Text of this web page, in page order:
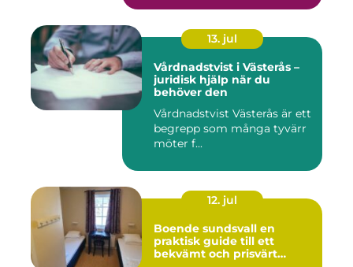
13. jul
Vårdnadstvist i Västerås –
juridisk hjälp när du
behöver den
Vårdnadstvist Västerås är ett
begrepp som många tyvärr
möter f...
12. jul
Boende sundsvall en
praktisk guide till ett
bekvämt och prisvärt